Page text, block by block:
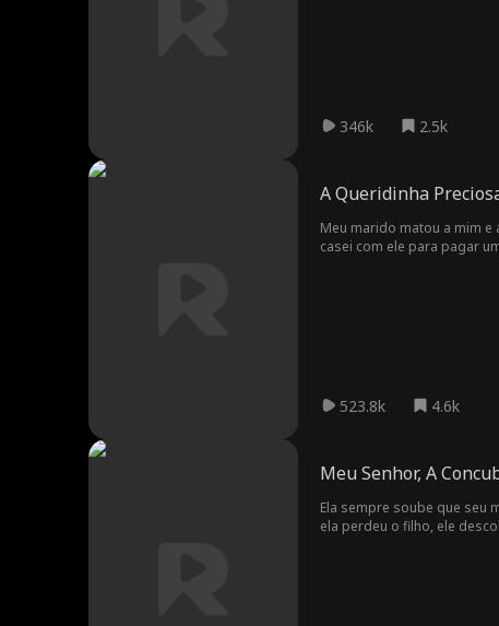
346k 2.5k
A Queridinha
Meu marido matou a mim e
casei com ele para pagar
523.8k 4.6k
Meu Senhor, A
Ela sempre soube que seu
ela perdeu o filho, ele